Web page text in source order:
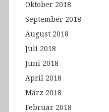
Oktober 2018
September 2018
August 2018
Juli 2018
Juni 2018
April 2018
März 2018
Februar 2018